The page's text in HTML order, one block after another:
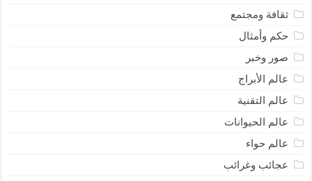
ثقافة ومجتمع
حكم وأمثال
صور وخبر
عالم الأبراج
عالم التقنية
عالم الحيوانات
عالم حواء
عجائب وغرائب